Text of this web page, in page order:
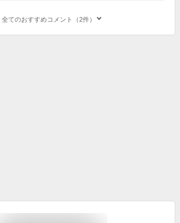
全てのおすすめコメント（2件）